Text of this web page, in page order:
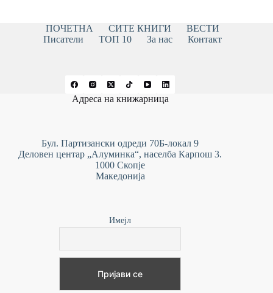
ПОЧЕТНА СИТЕ КНИГИ
ВЕСТИ
Писатели
ТОП 10 За нас Контакт
Адреса на книжарница
Бул. Партизански одреди 70Б-локал 9
Деловен центар „Алуминка“, населба Карпош 3.
1000 Скопје
Македонија
Имејл